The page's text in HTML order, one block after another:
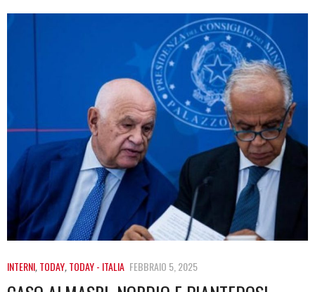
INTERNI,TODAY,TODAY - ITALIA FEBBRAIO 5, 2025